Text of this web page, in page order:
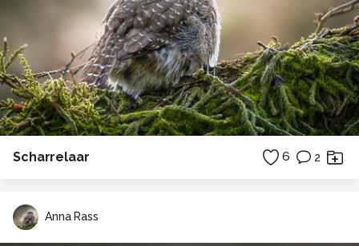
Scharrelaar 6 2
Anna Rass